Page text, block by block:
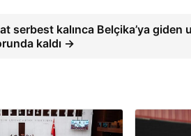
serbest kalınca Belçika’ya giden
kaldı →